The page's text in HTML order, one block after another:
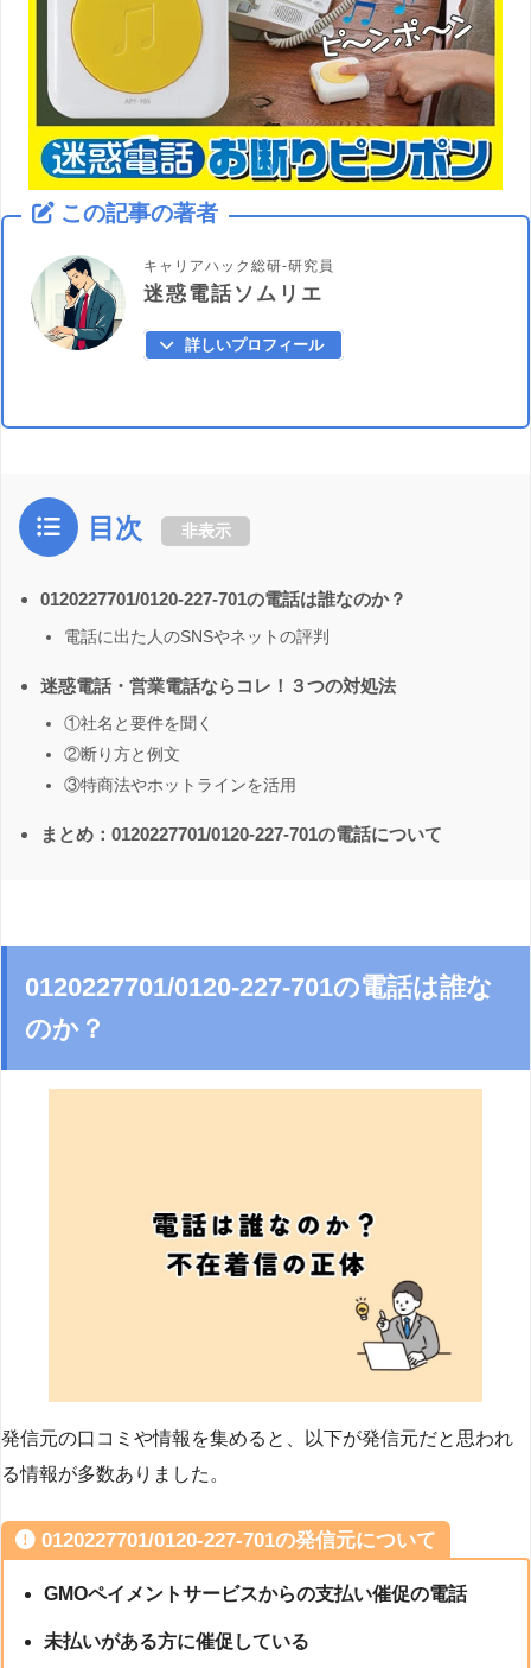
この記事の著者
キャリアハック総研-研究員
迷惑電話ソムリエ
詳しいプロフィール
目次 非表示
0120227701/0120-227-701の電話は誰なのか？
電話に出た人のSNSやネットの評判
迷惑電話・営業電話ならコレ！３つの対処法
①社名と要件を聞く
②断り方と例文
③特商法やホットラインを活用
まとめ：0120227701/0120-227-701の電話について
0120227701/0120-227-701の電話は誰な
のか？
発信元の口コミや情報を集めると、以下が発信元だと思われ
る情報が多数ありました。
0120227701/0120-227-701の発信元について
GMOペイメントサービスからの支払い催促の電話
未払いがある方に催促している